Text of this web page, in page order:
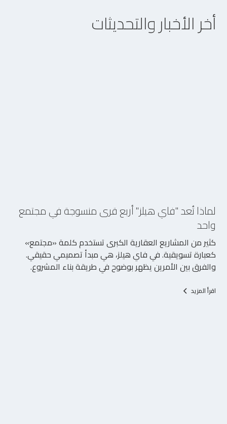
أخر الأخبار والتحديثات
لماذا تُعد "فاي هيلز" أربع قرى منسوجة في مجتمع
واحد
كثير من المشاريع العقارية الكبرى تستخدم كلمة «مجتمع»
كعبارة تسويقية. في فاي هيلز، هي مبدأ تصميمي حقيقي.
والفرق بين الأمرين يظهر بوضوح في طريقة بناء المشروع.
اقرأ المزيد